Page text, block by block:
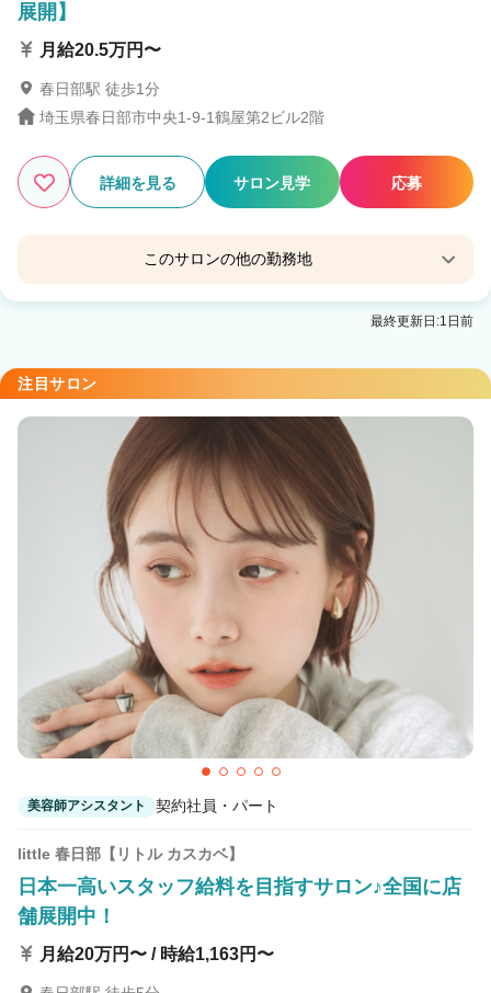
展開】
月給20.5万円〜
春日部駅 徒歩1分
埼玉県春日部市中央1-9-1鶴屋第2ビル2階
詳細を見る サロン見学 応募
このサロンの他の勤務地
Agu hair naughty 春日部2号
最終更新日:1日前
注目サロン
美容師アシスタント 契約社員・パート
little 春日部【リトル カスカベ】
日本一高いスタッフ給料を目指すサロン♪全国に店
舗展開中！
月給20万円〜 / 時給1,163円〜